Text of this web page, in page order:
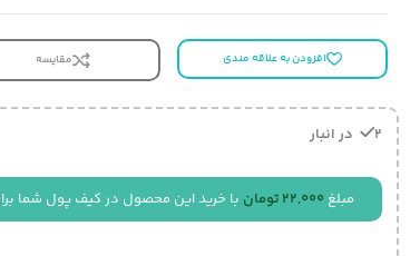
افزودن به علاقه مندی مقایسه
2 در انبار
مبلغ 22,000 تومان با خرید این محصول در کیف پول شما